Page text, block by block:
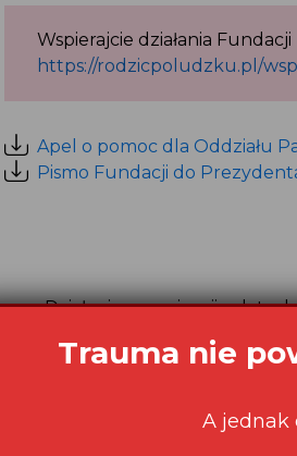
Wspierajcie działania
https://rodzicpoludzku.pl/
Apel o pomoc dla Oddziału
Pismo Fundacji do
Działania organizacji w